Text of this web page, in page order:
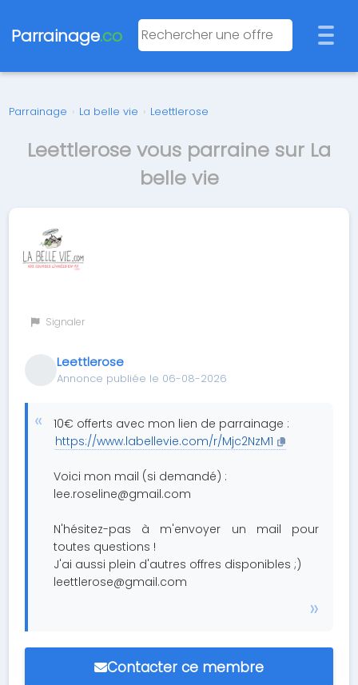
Parrainage.co
Parrainage › La belle vie › Leettlerose
Leettlerose vous parraine sur La
belle vie
Signaler
Leettlerose
Annonce publiée le 06-08-2026
10€ offerts avec mon lien de parrainage :
https://www.labellevie.com/r/Mjc2NzM1
Voici mon mail (si demandé) :
lee.roseline@gmail.com
N'hésitez-pas à m'envoyer un mail pour
toutes questions !
J'ai aussi plein d'autres offres disponibles ;)
leettlerose@gmail.com
Contacter ce membre